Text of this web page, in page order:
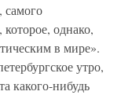
самого
однако,
в мире».
утро,
какого-нибудь